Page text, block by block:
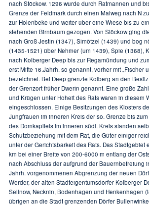
nach Stöckow. 1296 wurde durch Ratmannen und
Grenze der Feldmark durch einen Malweg nach N
zur Holenbeke und weiter über eine Wiese bis zu
stehenden Birnbaum gezogen. Von Stöckow ging
nach Groß Jestin (1347), Simötzel (1439) und bog
(1435-1521) über Nehmer (um 1439), Spie (1368),
nach Kolberger Deep bis zur Regamündung und
erst Mitte 16.Jahrh. so genannt, vorher mit „Fischer
bezeichnet. Bei Deep grenzte Kolberg an den
der Grenzort früher Dwerin genannt. Eine große
und Krügen unter Hoheit des Rats waren in diesem
eingeschlossen. Einige Besitzungen des Klosters
Jungfrauen im inneren Kreis der so. Grenze bis
des Domkapitels im inneren südl. Kreis standen
Schutzbeziehung mit dem Rat, die Güter einiger
unter der Gerichtsbarkeit des Rats. Das Stadtgebiet
km bei einer Breite von 200-6000 m entlang der
nach Abschluss der aufgrund der Bauernbefreiung
Jahrh. vorgenommenen Abgrenzung der neuen
Werder, der alten Stadteigentumsdörfer Kolberger
Sellnow, Necknin, Bodenhagen und Henkenhagen
übrigen an die Stadt grenzenden Dörfer